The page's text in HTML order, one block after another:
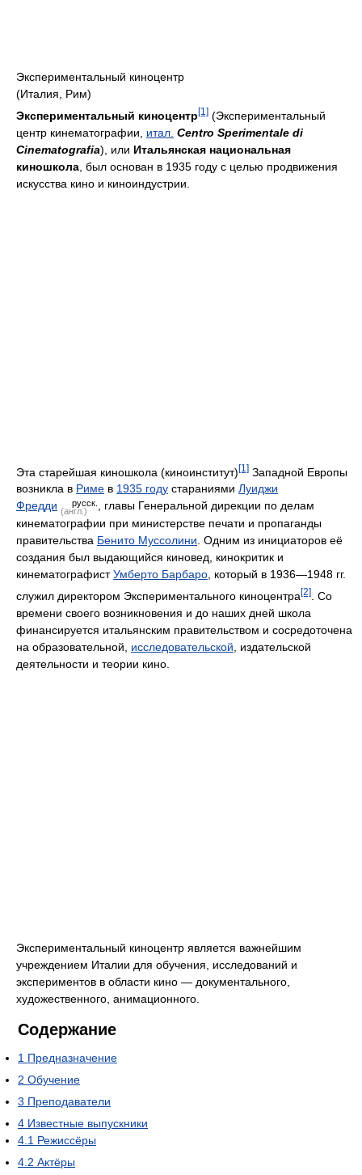
Экспериментальный киноцентр
(Италия, Рим)
Экспериментальный киноцентр[1] (Экспериментальный
центр кинематографии, итал. Centro Sperimentale di
Cinematografia), или Итальянская национальная
киношкола , был основан в 1935 году с целью продвижения
искусства кино и киноиндустрии.
Эта старейшая киношкола (киноинститут)[1] Западной Европы
возникла в Риме в 1935 году стараниями Луиджи
Фредди (англ.)
русск. , главы Генеральной дирекции по делам
кинематографии при министерстве печати и пропаганды
правительства Бенито Муссолини. Одним из инициаторов её
создания был выдающийся киновед, кинокритик и
кинематографистУмберто Барбаро, который в 1936—1948 гг.
служил директором Экспериментального киноцентра [2]
. Со
времени своего возникновения и до наших дней школа
финансируется итальянским правительством и сосредоточена
на образовательной, исследовательской , издательской
деятельности и теории кино.
Экспериментальный киноцентр является важнейшим
учреждением Италии для обучения, исследований и
экспериментов в области кино — документального,
художественного, анимационного.
Содержание
1 Предназначение
2 Обучение
3 Преподаватели
4 Известные выпускники
4.1 Режиссёры
4.2 Актёры